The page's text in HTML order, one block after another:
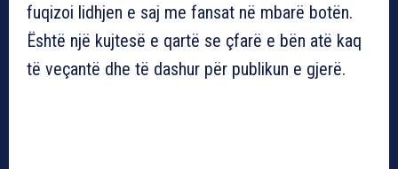
fuqizoi lidhjen e saj me fansat në mbarë botën.
Është një kujtesë e qartë se çfarë e bën atë kaq
të veçantë dhe të dashur për publikun e gjerë.